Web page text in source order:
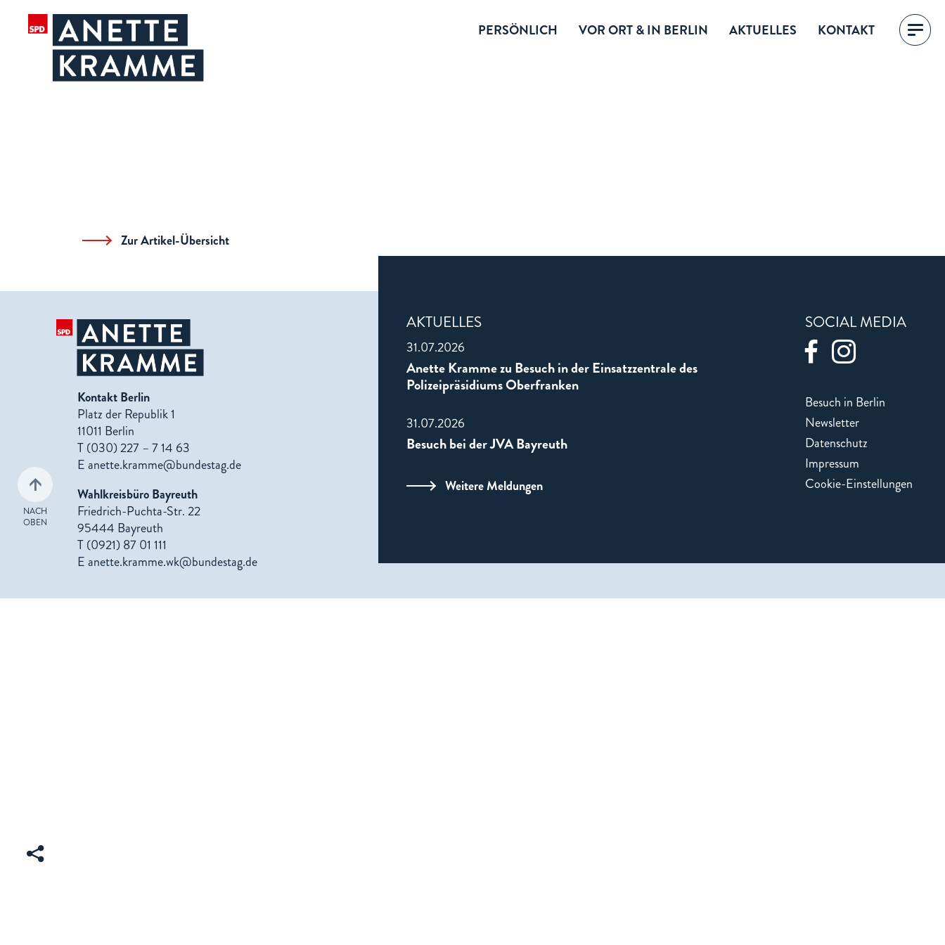
PERSÖNLICH VOR ORT & IN BERLIN AKTUELLES KONTAKT
Zur Artikel-Übersicht
NACH
OBEN
Kontakt Berlin
Platz der Republik 1
11011 Berlin
T (030) 227 – 7 14 63
Eanette.kramme@bundestag.de
Wahlkreisbüro Bayreuth
Friedrich-Puchta-Str. 22
95444 Bayreuth
T (0921) 87 01 111
Eanette.kramme.wk@bundestag.de
AKTUELLES
31.07.2026
Anette Kramme zu Besuch in der Einsatzzentrale des
Polizeipräsidiums Oberfranken
31.07.2026
Besuch bei der JVA Bayreuth
Weitere Meldungen
SOCIAL MEDIA
Besuch in Berlin
Newsletter
Datenschutz
Impressum
Cookie-Einstellungen